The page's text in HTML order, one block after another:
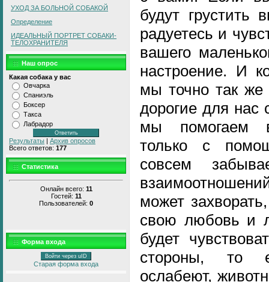
УХОД ЗА БОЛЬНОЙ СОБАКОЙ
Определение
ИДЕАЛЬНЫЙ ПОРТРЕТ СОБАКИ-
ТЕЛОХРАНИТЕЛЯ
Наш опрос
Какая собака у вас
Овчарка
Спаниэль
Боксер
Такса
Лабрадор
Результаты | Архив опросов
Всего ответов: 177
Статистика
Онлайн всего: 11
Гостей: 11
Пользователей: 0
Форма входа
Войти через uID
Старая форма входа
будут
радуетесь и
вашего
настроение. И
мы точно так же
дорогие для нас
мы помогаем
только с
совсем
может
свою любовь и
будет
стороны, то
ослабеют,